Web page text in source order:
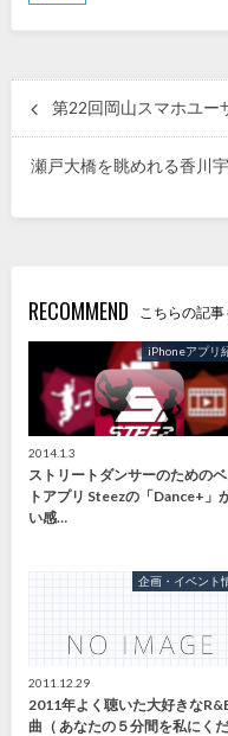
第22回岡山スマホユー
瀬戸大橋を眺めれる香川
RECOMMEND こちらの記事
iPhoneアプリ
2014.1.3
ストリートダンサーのための
トアプリ Steezの「Dance+」
い感…
企画・イベント
2011.12.29
2011年よく聴いた大好きな
曲（ あなたの５分間を私にく